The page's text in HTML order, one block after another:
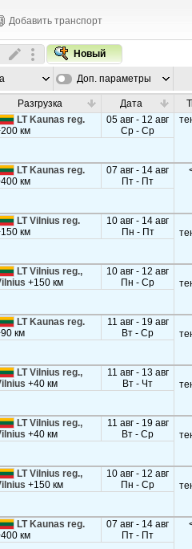
Добавить транспорт
Новый
Доп. параметры
Разгрузка Дата
LT Kaunas reg.
км
05 авг - 12 авг
Ср - Ср
LT Kaunas reg.
км
07 авг - 14 авг
Пт - Пт
LT Vilnius reg.
км
10 авг - 14 авг
Пн - Пт
LT Vilnius reg.,
+150 км
10 авг - 12 авг
Пн - Ср
LT Kaunas reg.
км
11 авг - 19 авг
Вт - Ср
LT Vilnius reg.,
+40 км
11 авг - 13 авг
Вт - Чт
LT Vilnius reg.,
+40 км
11 авг - 19 авг
Вт - Ср
LT Vilnius reg.,
+150 км
10 авг - 12 авг
Пн - Ср
LT Kaunas reg.
км
07 авг - 14 авг
Пт - Пт